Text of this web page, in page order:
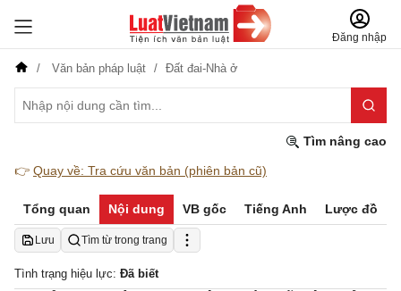
Đăng nhập
Văn bản pháp luật Đất đai-Nhà ở
Tìm nâng cao
👉 Quay về: Tra cứu văn bản (phiên bản cũ)
Tổng quan Nội dung VB gốc Tiếng Anh Lược đồ
Lưu Tìm từ trong trang
Tình trạng hiệu lực: Đã biết